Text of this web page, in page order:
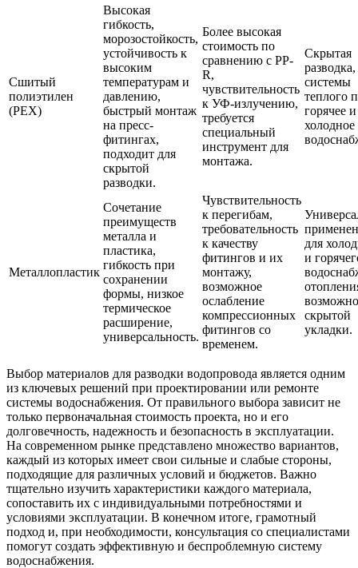
Сшитый
полиэтилен
(PEX)
Высокая
гибкость,
морозостойкость,
устойчивость к
высоким
температурам и
давлению,
быстрый монтаж
на пресс-
фитингах,
подходит для
скрытой
разводки.
Более высокая
стоимость по
сравнению с PP-
R,
чувствительность
к УФ-излучению,
требуется
специальный
инструмент для
монтажа.
Скрытая
разводка,
системы
теплого
горячее и
холодное
Металлопластик
Сочетание
преимуществ
металла и
пластика,
гибкость при
сохранении
формы, низкое
термическое
расширение,
универсальность.
Чувствительность
к перегибам,
требовательность
к качеству
фитингов и их
монтажу,
возможное
ослабление
компрессионных
фитингов со
временем.
для
и
скрытой
укладки.
Выбор материалов для разводки водопровода является одним
из ключевых решений при проектировании или ремонте
системы водоснабжения. От правильного выбора зависит не
только первоначальная стоимость проекта, но и его
долговечность, надежность и безопасность в эксплуатации.
На современном рынке представлено множество вариантов,
каждый из которых имеет свои сильные и слабые стороны,
подходящие для различных условий и бюджетов. Важно
тщательно изучить характеристики каждого материала,
сопоставить их с индивидуальными потребностями и
условиями эксплуатации. В конечном итоге, грамотный
подход и, при необходимости, консультация со специалистами
помогут создать эффективную и беспроблемную систему
водоснабжения.